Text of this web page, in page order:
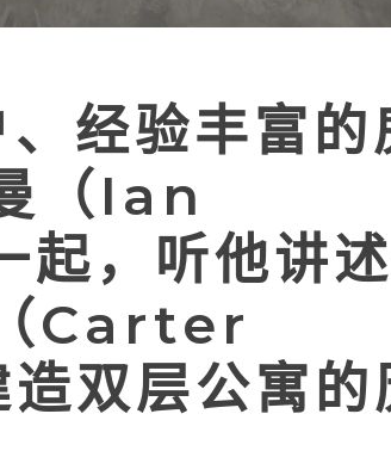
经验丰富的
（Ian
，听他讲
Carter
双层公寓的